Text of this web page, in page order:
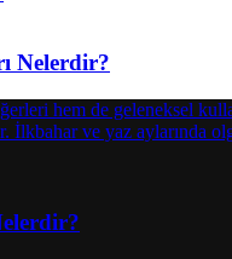
Nelerdir?